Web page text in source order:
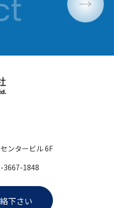
ンタービル 6F
3667-1848
下さい